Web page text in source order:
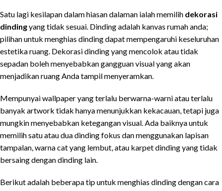
Satu lagi kesilapan dalam hiasan dalaman ialah memilih dekorasi
dindingyang tidak sesuai. Dinding adalah kanvas rumah anda;
pilihan untuk menghias dinding dapat mempengaruhi keseluruhan
estetika ruang. Dekorasi dinding yang mencolok atau tidak
sepadan boleh menyebabkan gangguan visual yang akan
menjadikan ruang Anda tampil menyeramkan.
Mempunyai wallpaper yang terlalu berwarna-warni atau terlalu
banyak artwork tidak hanya menunjukkan kekacauan, tetapi juga
mungkin menyebabkan ketegangan visual. Ada baiknya untuk
memilih satu atau dua dinding fokus dan menggunakan lapisan
tampalan, warna cat yang lembut, atau karpet dinding yang tidak
bersaing dengan dinding lain.
Berikut adalah beberapa tip untuk menghias dinding dengan cara